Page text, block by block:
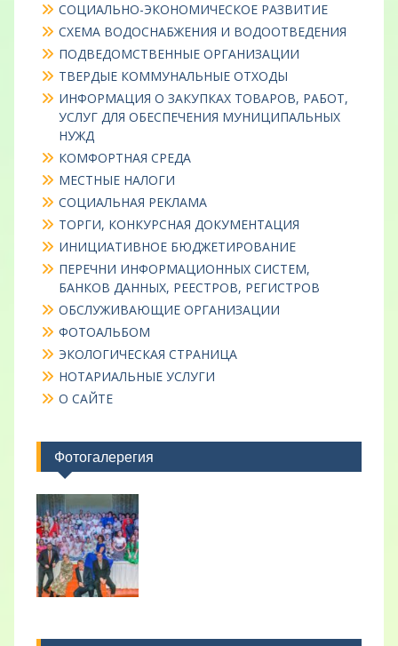
СОЦИАЛЬНО-ЭКОНОМИЧЕСКОЕ РАЗВИТИЕ
СХЕМА ВОДОСНАБЖЕНИЯ И ВОДООТВЕДЕНИЯ
ПОДВЕДОМСТВЕННЫЕ ОРГАНИЗАЦИИ
ТВЕРДЫЕ КОММУНАЛЬНЫЕ ОТХОДЫ
ИНФОРМАЦИЯ О ЗАКУПКАХ ТОВАРОВ, РАБОТ,
УСЛУГ ДЛЯ ОБЕСПЕЧЕНИЯ МУНИЦИПАЛЬНЫХ
НУЖД
КОМФОРТНАЯ СРЕДА
МЕСТНЫЕ НАЛОГИ
СОЦИАЛЬНАЯ РЕКЛАМА
ТОРГИ, КОНКУРСНАЯ ДОКУМЕНТАЦИЯ
ИНИЦИАТИВНОЕ БЮДЖЕТИРОВАНИЕ
ПЕРЕЧНИ ИНФОРМАЦИОННЫХ СИСТЕМ,
БАНКОВ ДАННЫХ, РЕЕСТРОВ, РЕГИСТРОВ
ОБСЛУЖИВАЮЩИЕ ОРГАНИЗАЦИИ
ФОТОАЛЬБОМ
ЭКОЛОГИЧЕСКАЯ СТРАНИЦА
НОТАРИАЛЬНЫЕ УСЛУГИ
О САЙТЕ
Фотогалерегия